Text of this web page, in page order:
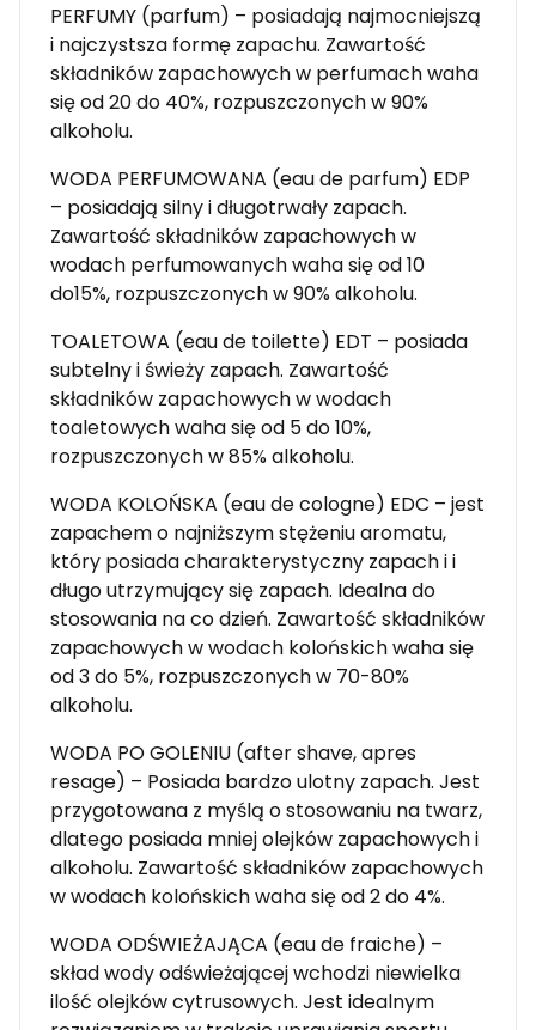
PERFUMY (parfum) – posiadają najmocniejszą
i najczystsza formę zapachu. Zawartość
składników zapachowych w perfumach waha
się od 20 do 40%, rozpuszczonych w 90%
alkoholu.
WODA PERFUMOWANA (eau de parfum) EDP
– posiadają silny i długotrwały zapach.
Zawartość składników zapachowych w
wodach perfumowanych waha się od 10
do15%, rozpuszczonych w 90% alkoholu.
TOALETOWA (eau de toilette) EDT – posiada
subtelny i świeży zapach. Zawartość
składników zapachowych w wodach
toaletowych waha się od 5 do 10%,
rozpuszczonych w 85% alkoholu.
WODA KOLOŃSKA (eau de cologne) EDC – jest
zapachem o najniższym stężeniu aromatu,
który posiada charakterystyczny zapach i i
długo utrzymujący się zapach. Idealna do
stosowania na co dzień. Zawartość składników
zapachowych w wodach kolońskich waha się
od 3 do 5%, rozpuszczonych w 70-80%
alkoholu.
WODA PO GOLENIU (after shave, apres
resage) – Posiada bardzo ulotny zapach. Jest
przygotowana z myślą o stosowaniu na twarz,
dlatego posiada mniej olejków zapachowych i
alkoholu. Zawartość składników zapachowych
w wodach kolońskich waha się od 2 do 4%.
WODA ODŚWIEŻAJĄCA (eau de fraiche) –
skład wody odświeżającej wchodzi niewielka
ilość olejków cytrusowych. Jest idealnym